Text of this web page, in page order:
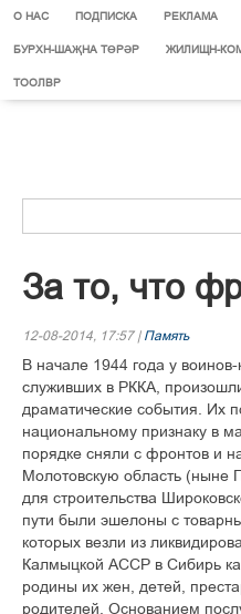
О НАС ПОДПИСКА РЕКЛАМА
БУРХН-ШАҖНА ТӨРӘР ЖИЛИЩН-
ТООЛВР
За то, что
12-08-2014, 17:57 | Память
В начале 1944 года у воинов-
служивших в РККА,
драматические события. Их
национальному признаку в
порядке сняли с фронтов и
Молотовскую область (ныне
для строительства
пути были эшелоны с
которых везли из
Калмыцкой АССР в Сибирь
родины их жен, детей,
родителей. Основанием